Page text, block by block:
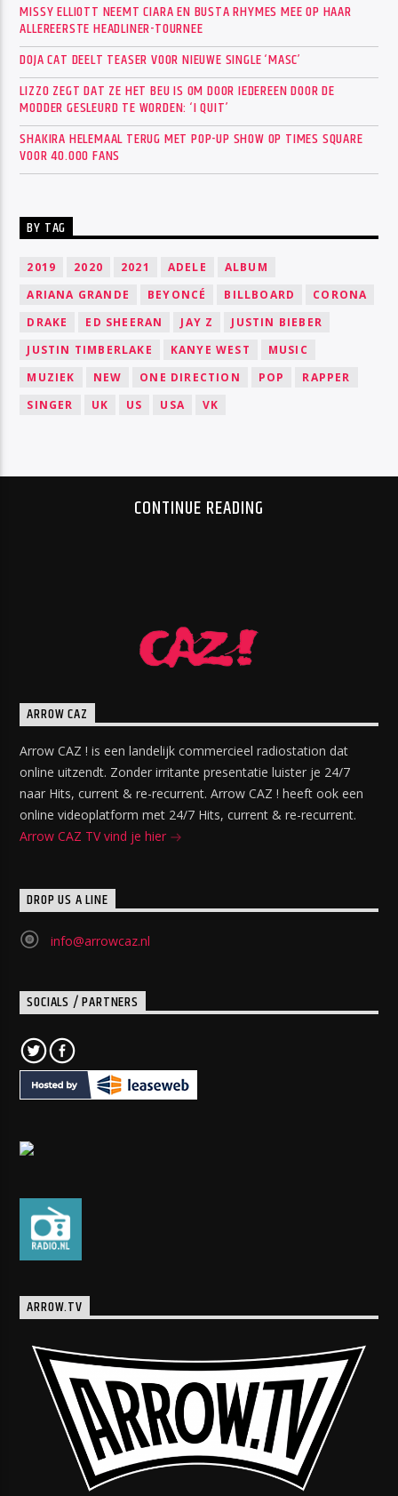
MISSY ELLIOTT NEEMT CIARA EN BUSTA RHYMES MEE OP HAAR
ALLEREERSTE HEADLINER-TOURNEE
DOJA CAT DEELT TEASER VOOR NIEUWE SINGLE ‘MASC’
LIZZO ZEGT DAT ZE HET BEU IS OM DOOR IEDEREEN DOOR DE
MODDER GESLEURD TE WORDEN: ‘I QUIT’
SHAKIRA HELEMAAL TERUG MET POP-UP SHOW OP TIMES SQUARE
VOOR 40.000 FANS
BY TAG
2019 2020 2021 ADELE
ALBUM
ARIANA GRANDE
BEYONCÉ BILLBOARD
CORONA
DRAKE
ED SHEERAN JAY Z
JUSTIN BIEBER
JUSTIN TIMBERLAKE
KANYE WEST
MUSIC
MUZIEK
NEW ONE DIRECTION POP
RAPPER
SINGER
UK US USA VK
CONTINUE READING
ARROW CAZ
Arrow CAZ ! is een landelijk commercieel radiostation dat
online uitzendt. Zonder irritante presentatie luister je 24/7
naar Hits, current & re-recurrent. Arrow CAZ ! heeft ook een
online videoplatform met 24/7 Hits, current & re-recurrent.
Arrow CAZ TV vind je hier
DROP US A LINE
info@arrowcaz.nl
SOCIALS / PARTNERS
ARROW.TV